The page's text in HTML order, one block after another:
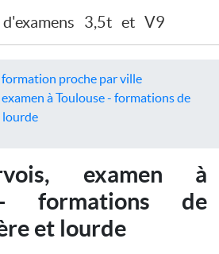
d'examens 3,5t et V9
proche par ville
à Toulouse - formations de
lourde
examen à
formations de
et lourde